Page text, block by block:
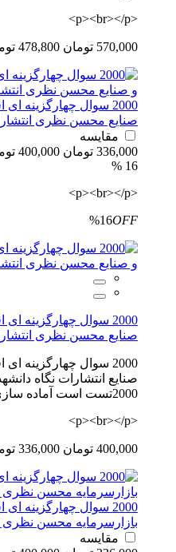
<p><br></p>
570,000 تومان 478,800 تومان
2000 سوال چهارگزینه
صنایع محسن نظری انتشارات
مقایسه
336,000 تومان
400,000 تومان
16 %
<p><br></p>
%16OFF
2000 سوال چهارگزینه
صنایع محسن نظری انتشارات
2000 سوال چهارگزینه
صنایع انتشارات نگاه
2000تست است آماده سازی دانشجویان عزیز برای..
<p><br></p>
400,000 تومان 336,000 تومان
2000 سوال چهارگزینه
بازارسرمایه محسن نظری
مقایسه